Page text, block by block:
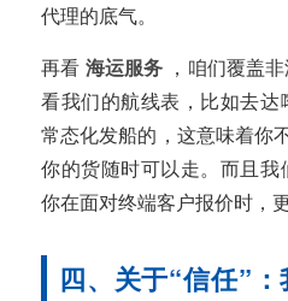
代理的底气。
再看 海运服务 ，咱们覆盖
看我们的航线表，比如去
常态化发船的，这意味着你
你的货随时可以走。而且
你在面对终端客户报价时，
四、关于“信任”